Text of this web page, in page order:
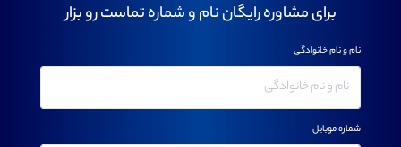
برای مشاوره رایگان نام و شماره تماست رو بزار
نام و نام خانوادگی
شماره موبایل